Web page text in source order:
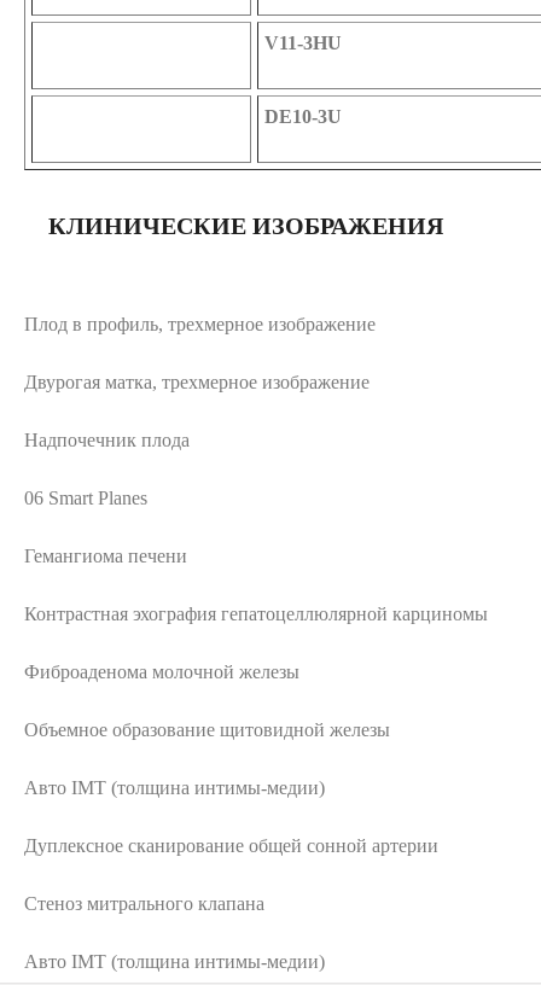
V11-3HU
DE10-3U
КЛИНИЧЕСКИЕ ИЗОБРАЖЕНИЯ
Плод в профиль, трехмерное изображение
Двурогая матка, трехмерное изображение
Надпочечник плода
06 Smart Planes
Гемангиома печени
Контрастная эхография гепатоцеллюлярной карциномы
Фиброаденома молочной железы
Объемное образование щитовидной железы
Авто IMT (толщина интимы-медии)
Дуплексное сканирование общей сонной артерии
Стеноз митрального клапана
Авто IMT (толщина интимы-медии)